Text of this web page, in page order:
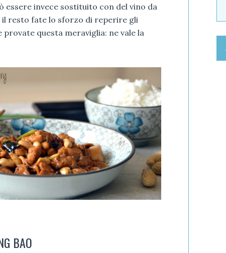
essere invece sostituito con del vino da
resto fate lo sforzo di reperire gli
questa meraviglia: ne vale la
BAO